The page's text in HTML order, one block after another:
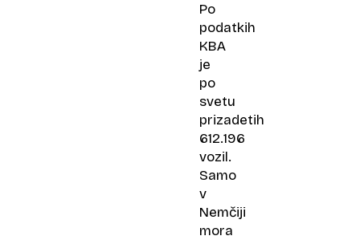
Po
podatkih
KBA
je
po
svetu
prizadetih
612.196
vozil.
Samo
v
Nemčiji
mora